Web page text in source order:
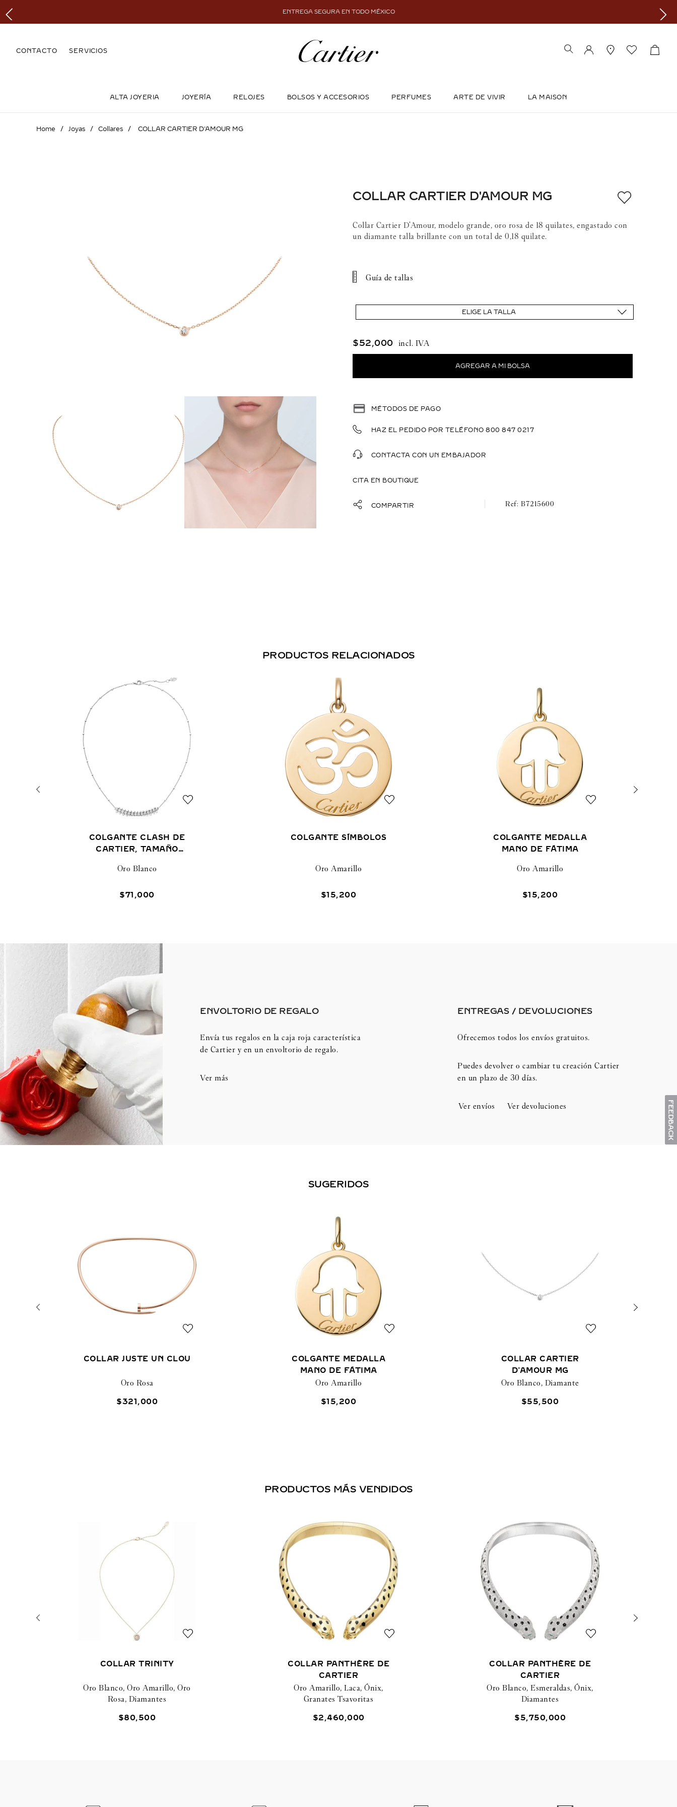
ENTREGA SEGURA EN TODO MÉXICO
CONTACTO SERVICIOS
ALTA JOYERIA JOYERÍA RELOJES BOLSOS Y ACCESORIOS PERFUMES ARTE DE VIVIR LA MAISON
Joyas Collares COLLAR CARTIER D'AMOUR MG
COLLAR CARTIER D'AMOUR MG
Collar Cartier D'Amour, modelo grande, oro rosa de 18 quilates, engastado con
un diamante talla brillante con un total de 0,18 quilate.
Guía de tallas
ELIGE LA TALLA
$52,000
MÉTODOS DE PAGO
HAZ EL PEDIDO POR TELÉFONO 800 847 0217
CONTACTA CON UN EMBAJADOR
CITA EN BOUTIQUE
COMPARTIR B7215600
PRODUCTOS RELACIONADOS
COLGANTE CLASH DE
CARTIER, TAMAÑO
Oro Blanco
$71 ,000
COLGANTE SÍMBOLOS
Oro Amarillo
$15,200
COLGANTE MEDALLA
MANO DE FÁTIMA
Oro Amarillo
$15,200
ENVOLTORIO DE REGALO
Envía tus regalos en la caja roja característica
de Cartier y en un envoltorio de regalo.
Ver más
ENTREGAS / DEVOLUCIONES​
Ofrecemos todos los envíos gratuitos.
Puedes devolver o cambiar tu creación Cartier
en un plazo de 30 días.​
Ver envíos Ver devoluciones
SUGERIDOS
COLLAR JUSTE UN CLOU
Oro Rosa
$321 ,000
COLGANTE MEDALLA
MANO DE FÁTIMA
Oro Amarillo
$15,200
COLLAR CARTIER
D'AMOUR MG
Oro Blanco, Diamante
$55,500
PRODUCTOS MÁS VENDIDOS
COLLAR TRINITY
Oro Blanco, Oro Amarillo, Oro
Rosa, Diamantes
$80,500
COLLAR PANTHÈRE DE
CARTIER
Oro Amarillo, Laca, Ónix,
Granates Tsavoritas
$2,460,000
COLLAR PANTHÈRE DE
CARTIER
Oro Blanco, Esmeraldas, Ónix,
Diamantes
$5,750,000